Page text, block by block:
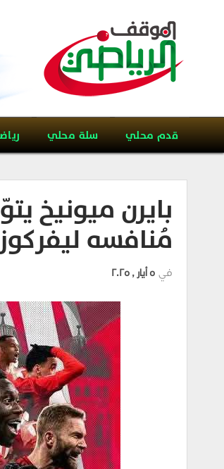
قدم محلي سلة محلي
بايرن ميونيخ
مُنافسه
في 5 أيار , 2025